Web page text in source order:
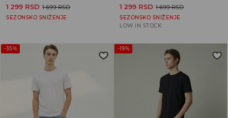
1 299 RSD 1 699 RSD
SEZONSKO SNIŽENJE
1 299 RSD 1 699 RSD
SEZONSKO SNIŽENJE
LOW IN STOCK
-35% -19%